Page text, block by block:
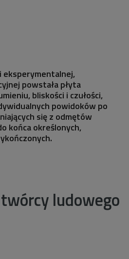
eksperymentalnej,
powstała płyta
bliskości i czułości,
powidoków po
się z odmętów
końca określonych,
ludowego